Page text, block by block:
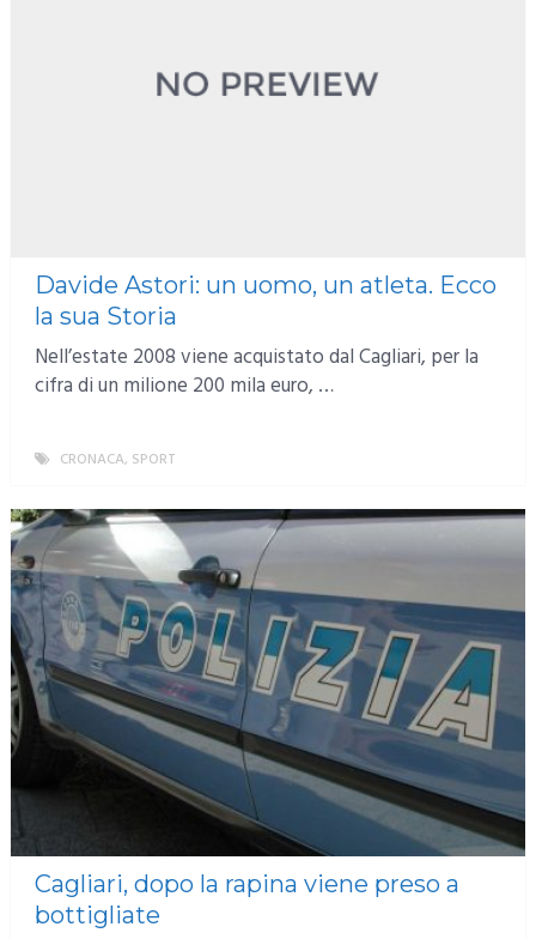
Davide Astori: un uomo, un atleta. Ecco
la sua Storia
Nell’estate 2008 viene acquistato dal Cagliari, per la
cifra di un milione 200 mila euro, …
CRONACA, SPORT
Cagliari, dopo la rapina viene preso a
bottigliate